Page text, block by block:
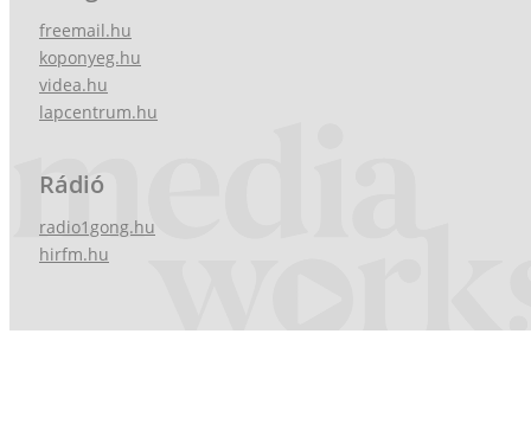
freemail.hu
koponyeg.hu
videa.hu
lapcentrum.hu
Rádió
radio1gong.hu
hirfm.hu